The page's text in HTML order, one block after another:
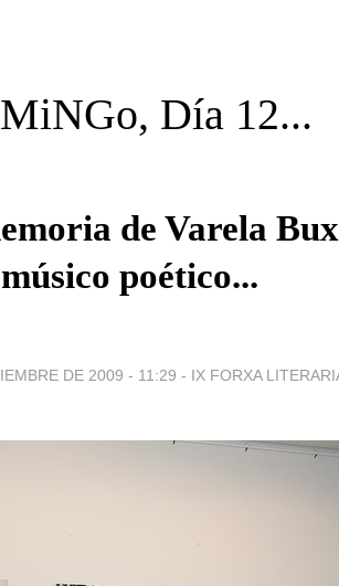
Día 12...
de Varela
músico poético...
DE 2009 - 11:29 - IX FORXA